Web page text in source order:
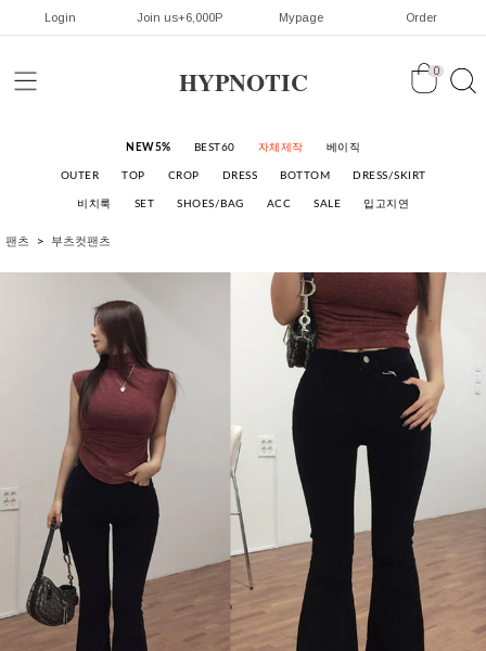
Login Join us+6,000P Mypage Order
HYPNOTIC 0
NEW5% BEST60 자체제작 베이직
OUTER TOP CROP DRESS BOTTOM DRESS/SKIRT
비치룩 SET SHOES/BAG ACC SALE 입고지연
팬츠 부츠컷팬츠